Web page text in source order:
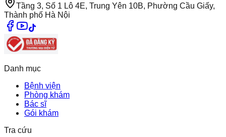
Tầng 3, Số 1 Lô 4E, Trung Yên 10B, Phường Cầu Giấy,
Thành phố Hà Nội
Danh mục
Bệnh viện
Phòng khám
Bác sĩ
Gói khám
Tra cứu